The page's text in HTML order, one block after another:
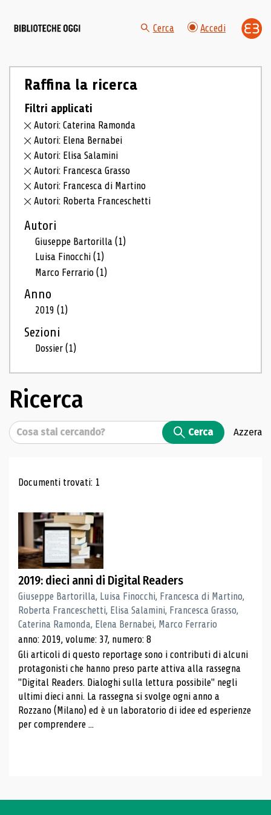
Cerca Accedi
Raffina la ricerca
Filtri applicati
Autori: Caterina Ramonda
Autori: Elena Bernabei
Autori: Elisa Salamini
Autori: Francesca Grasso
Autori: Francesca di Martino
Autori: Roberta Franceschetti
Autori
Giuseppe Bartorilla(1)
Luisa Finocchi(1)
Marco Ferrario(1)
Anno
2019(1)
Sezioni
Dossier(1)
Ricerca
Cerca Cerca Azzera
Risultati di ricerca
Documenti trovati: 1
2019: dieci anni di Digital Readers
Giuseppe Bartorilla, Luisa Finocchi, Francesca di Martino,
Roberta Franceschetti, Elisa Salamini, Francesca Grasso,
Caterina Ramonda, Elena Bernabei, Marco Ferrario
anno: 2019, volume: 37, numero: 8
Gli articoli di questo reportage sono i contributi di alcuni
protagonisti che hanno preso parte attiva alla rassegna
"Digital Readers. Dialoghi sulla lettura possibile" negli
ultimi dieci anni. La rassegna si svolge ogni anno a
Rozzano (Milano) ed è un laboratorio di idee ed esperienze
per comprendere ...